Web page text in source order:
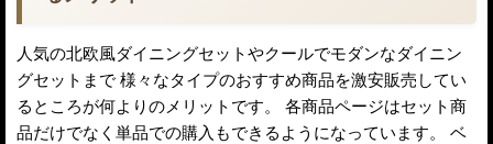
人気の北欧風ダイニングセットやクールでモダンなダイニン
グセットまで 様々なタイプのおすすめ商品を激安販売してい
るところが何よりのメリットです。 各商品ページはセット商
品だけでなく単品での購入もできるようになっています。 ベ